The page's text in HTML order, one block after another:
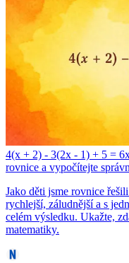
4(x + 2) - 3(2x - 1) + 5 =
rovnice a vypočítejte
Jako děti jsme rovnice
rychlejší, záludnější a s
celém výsledku. Ukažte,
matematiky.